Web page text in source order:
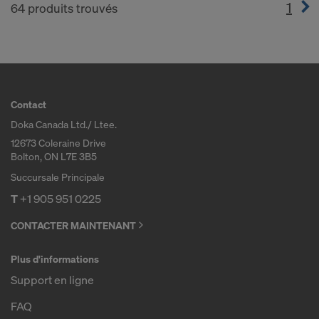
64 produits trouvés 1
Contact
Doka Canada Ltd./ Ltee.
12673 Coleraine Drive
Bolton, ON L7E 3B5
Succursale Principale
T+1 905 951 0225
CONTACTER MAINTENANT
Plus d'informations
Support en ligne
FAQ